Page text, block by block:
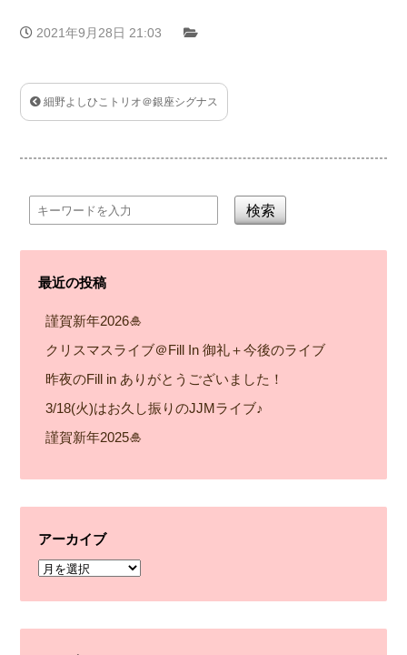
2021年9月28日 21:03
細野よしひこトリオ＠銀座シグナス
検索
最近の投稿
謹賀新年2026🎍
クリスマスライブ＠Fill In 御礼＋今後のライブ
昨夜のFill in ありがとうございました！
3/18(火)はお久し振りのJJMライブ♪
謹賀新年2025🎍
アーカイブ
ア
カ